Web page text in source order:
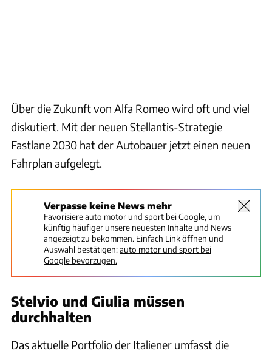
Über die Zukunft von Alfa Romeo wird oft und viel
diskutiert. Mit der neuen Stellantis-Strategie
Fastlane 2030 hat der Autobauer jetzt einen neuen
Fahrplan aufgelegt.
Verpasse keine News mehr
Favorisiere auto motor und sport bei Google, um
künftig häufiger unsere neuesten Inhalte und News
angezeigt zu bekommen. Einfach Link öffnen und
Auswahl bestätigen:auto motor und sport bei
Google bevorzugen.
Stelvio und Giulia müssen
durchhalten
Das aktuelle Portfolio der Italiener umfasst die